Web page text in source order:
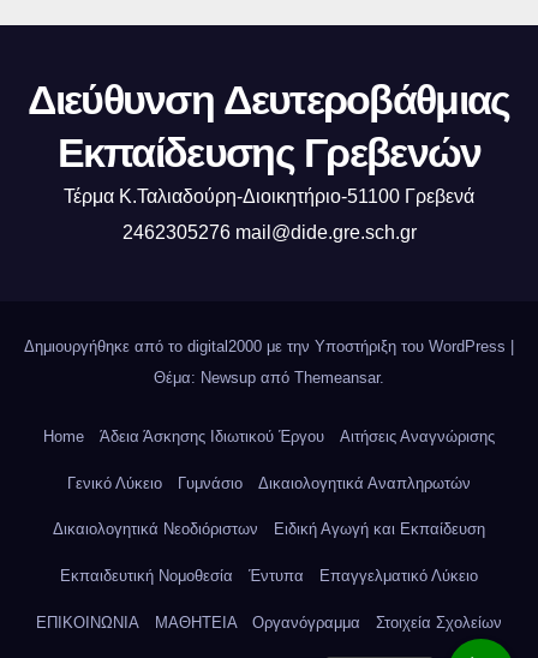
Διεύθυνση Δευτεροβάθμιας
Εκπαίδευσης Γρεβενών
Τέρμα Κ.Ταλιαδούρη-Διοικητήριο-51100 Γρεβενά
2462305276 mail@dide.gre.sch.gr
Δημιουργήθηκε από το digital2000 με την Υποστήριξη του WordPress
Θέμα: Newsup από Themeansar.
Home Άδεια Άσκησης Ιδιωτικού Έργου Αιτήσεις Αναγνώρισης
Γενικό Λύκειο Γυμνάσιο Δικαιολογητικά Αναπληρωτών
Δικαιολογητικά Νεοδιόριστων Ειδική Αγωγή και Εκπαίδευση
Εκπαιδευτική Νομοθεσία Έντυπα Επαγγελματικό Λύκειο
ΕΠΙΚΟΙΝΩΝΙΑ ΜΑΘΗΤΕΙΑ Οργανόγραμμα Στοιχεία Σχολείων